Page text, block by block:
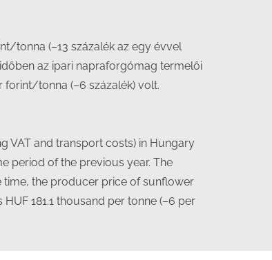
tonna (–13 százalék az egy évvel
az ipari napraforgómag termelői
forint/tonna (–6 százalék) volt.
VAT and transport costs) in Hungary
period of the previous year. The
time, the producer price of sunflower
181.1 thousand per tonne (–6 per